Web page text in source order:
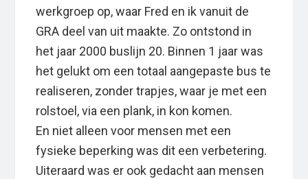
werkgroep op, waar Fred en ik vanuit de
GRA deel van uit maakte. Zo ontstond in
het jaar 2000 buslijn 20. Binnen 1 jaar was
het gelukt om een totaal aangepaste bus te
realiseren, zonder trapjes, waar je met een
rolstoel, via een plank, in kon komen.
En niet alleen voor mensen met een
fysieke beperking was dit een verbetering.
Uiteraard was er ook gedacht aan mensen